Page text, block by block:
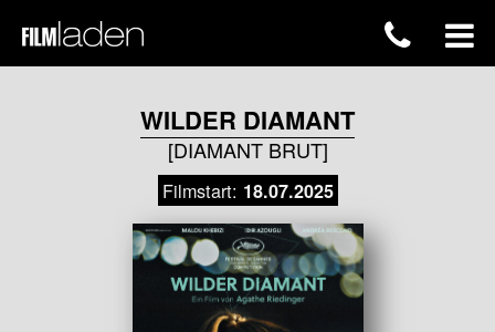
WILDER DIAMANT
[DIAMANT BRUT]
Filmstart: 18.07.2025